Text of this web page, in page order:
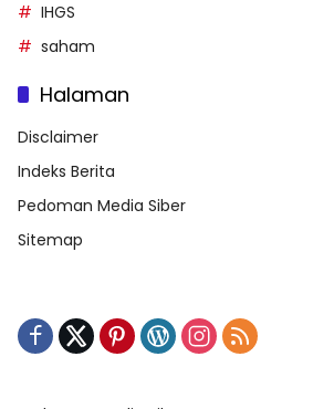
IHGS
saham
Halaman
Disclaimer
Indeks Berita
Pedoman Media Siber
Sitemap